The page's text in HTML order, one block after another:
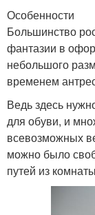
Особенности
Большинство
фантазии в
небольшого
временем
Ведь здесь
для обуви, и
всевозможных
можно было
путей из